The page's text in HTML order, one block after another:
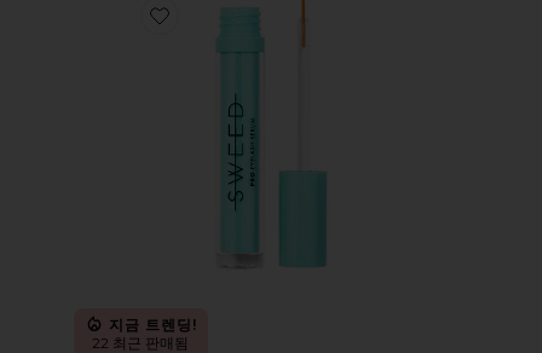
Favorite EYELASH GROWTH SERUM 속눈썹 세럼
지금 트렌딩!
22 최근 판매됨